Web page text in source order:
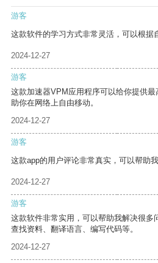
游客
这款软件的学习方式非常灵活，可以根据
2024-12-27
游客
这款加速器VPM应用程序可以给你提供
助你在网络上自由移动。
2024-12-27
游客
这款app的用户评论非常真实，可以帮助
2024-12-27
游客
这款软件非常实用，可以帮助我解决很多
查找资料、翻译语言、编写代码等。
2024-12-27